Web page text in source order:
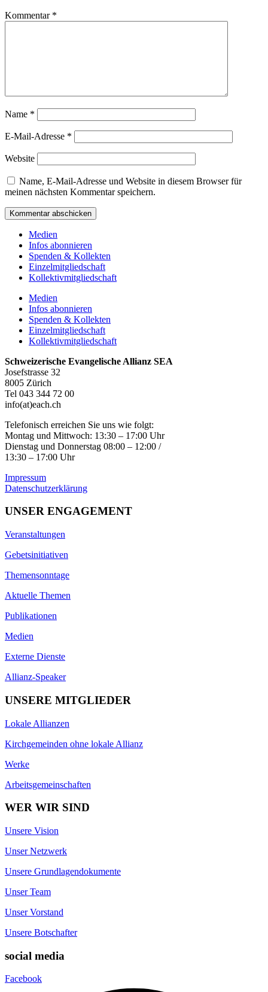
Kommentar *
Name *
E-Mail-Adresse *
Website
Name, E-Mail-Adresse und Website in diesem Browser für
meinen nächsten Kommentar speichern.
Medien
Infos abonnieren
Spenden & Kollekten
Einzelmitgliedschaft
Kollektivmitgliedschaft
Medien
Infos abonnieren
Spenden & Kollekten
Einzelmitgliedschaft
Kollektivmitgliedschaft
Schweizerische Evangelische Allianz SEA
Josefstrasse 32
8005 Zürich
Tel 043 344 72 00
info(at)each.ch
Telefonisch erreichen Sie uns wie folgt:
Montag und Mittwoch: 13:30 – 17:00 Uhr
Dienstag und Donnerstag 08:00 – 12:00 /
13:30 – 17:00 Uhr
Impressum
Datenschutzerklärung
UNSER ENGAGEMENT
Veranstaltungen
Gebetsinitiativen
Themensonntage
Aktuelle Themen
Publikationen
Medien
Externe Dienste
Allianz-Speaker
UNSERE MITGLIEDER
Lokale Allianzen
Kirchgemeinden ohne lokale Allianz
Werke
Arbeitsgemeinschaften
WER WIR SIND
Unsere Vision
Unser Netzwerk
Unsere Grundlagendokumente
Unser Team
Unser Vorstand
Unsere Botschafter
social media
Facebook